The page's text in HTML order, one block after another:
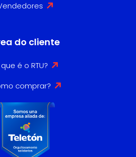
do cliente
é o RTU?
comprar?